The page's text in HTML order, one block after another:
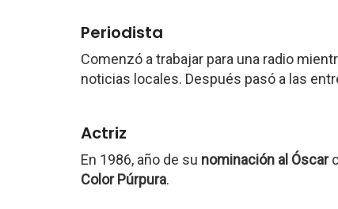
Periodista
Comenzó a trabajar para una radio
noticias locales. Después pasó a las
Actriz
En 1986, año de su nominación al Óscar
Color Púrpura.